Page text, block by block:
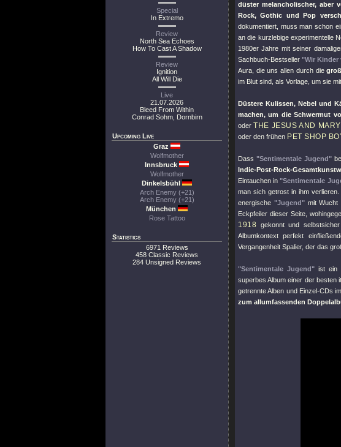
Special
In Extremo
Review
North Sea Echoes
How To Cast A Shadow
Review
Ignition
All Will Die
Live
21.07.2026
Bleed From Within
Conrad Sohm, Dornbirn
Upcoming Live
Graz
Wolfmother
Innsbruck
Wolfmother
Dinkelsbühl
Arch Enemy (+21)
Arch Enemy (+21)
München
Rose Tattoo
Statistics
6971 Reviews
458 Classic Reviews
284 Unsigned Reviews
düster melancholischer, aber
Rock, Gothic und Pop
dokumentiert, muss man schon
an die kurzlebige experimentelle
1980er Jahre mit seiner
Sachbuch-Bestseller"Wir Kinder
Aura, die uns allen durch die
im Blut sind, als Vorlage, um sie
Düstere Kulissen, Nebel und
machen, um die Schwermut
oderTHE JESUS AND
oder den frühen PET SHOP
Dass "Sentimentale Jugend"
Indie-Post-Rock-
Eintauchen in"Sentimentale
man sich getrost in ihm
energische "Jugend"mit Wucht
Eckpfeiler dieser Seite,
1918 gekonnt und
Albumkontext perfekt
Vergangenheit Spalier, der das
"Sentimentale Jugend" ist ein
superbes Album einer der besten
getrennte Alben und Einzel-CDs
zum allumfassenden